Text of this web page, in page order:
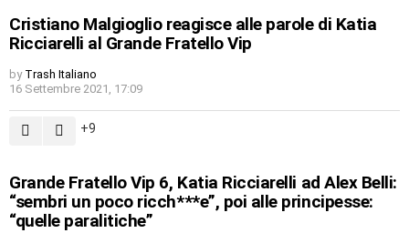
Cristiano Malgioglio reagisce alle parole di Katia
Ricciarelli al Grande Fratello Vip
by Trash Italiano
16 Settembre 2021, 17:09
9
Grande Fratello Vip 6, Katia Ricciarelli ad Alex Belli:
“sembri un poco ricch***e”, poi alle principesse:
“quelle paralitiche”